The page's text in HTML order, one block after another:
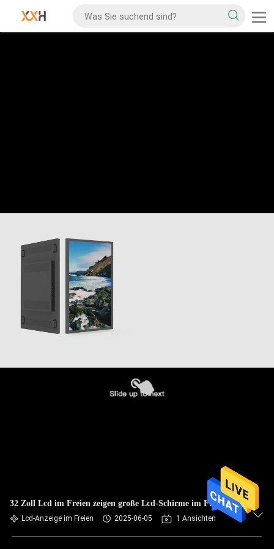
32 Zoll Lcd im Freien zeigen große Lcd-Schirme im Freien an
Lcd-Anzeige im Freien 2025-06-05 1 Ansichten